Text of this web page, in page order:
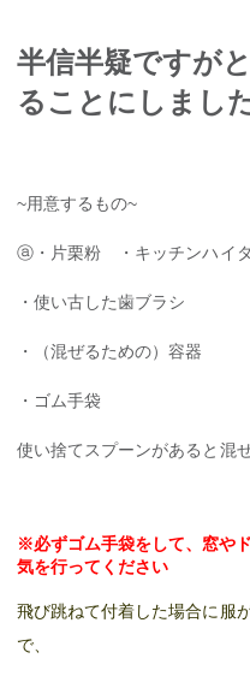
半信半疑ですが
ることにしまし
~用意するもの~
ⓐ・片栗粉 ・キッチンハイ
・使い古した歯ブラシ
・（混ぜるための）容器
・ゴム手袋
使い捨てスプーンがあると混
※必ずゴム手袋をして、窓や
気を行ってください
飛び跳ねて付着した場合に服
で、